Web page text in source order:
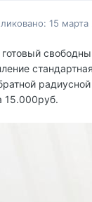
15 марта
готовый
15.000руб.